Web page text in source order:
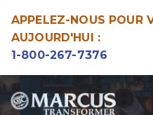
APPELEZ-NOUS POUR
AUJOURD'HUI :
1-800-267-7376
Aller
à
Aller
au